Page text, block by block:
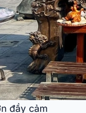
đầy cảm